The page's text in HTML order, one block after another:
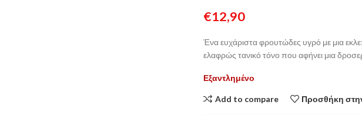
€12,90
Ένα ευχάριστα φρουτώδες υγρό με μια
ελαφρώς τανικό τόνο που αφήνει μια
Εξαντλημένο
Add to compare Προσθήκη